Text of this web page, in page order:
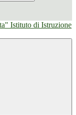
Istituto di Istruzione